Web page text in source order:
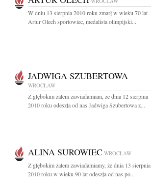
W dniu 13 sierpnia 2010 roku zmarł w wieku 70 lat
Artur Olech sportowiec, medalista olimpijski...
JADWIGA SZUBERTOWA
WROCŁAW
Z głębokim żalem zawiadamiam, że dnia 12 sierpnia
2010 roku odeszła od nas Jadwiga Szubertowa z...
ALINA SUROWIEC WROCŁAW
Z głębokim żalem zawiadamiamy, że dnia 13 sierpnia
2010 roku w wieku 90 lat odeszła od nas po...